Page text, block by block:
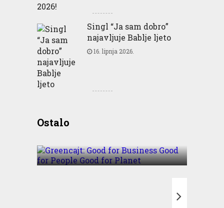
Singl “Ja sam dobro”
najavljuje Bablje ljeto
16. lipnja 2026.
OstaloBusiness Good for People